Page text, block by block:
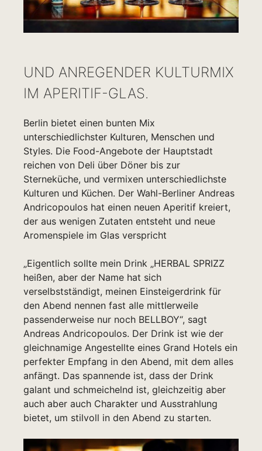
UND ANREGENDER KULTURMIX
IM APERITIF-GLAS.
Berlin bietet einen bunten Mix
unterschiedlichster Kulturen, Menschen und
Styles. Die Food-Angebote der Hauptstadt
reichen von Deli über Döner bis zur
Sterneküche, und vermixen unterschiedlichste
Kulturen und Küchen. Der Wahl-Berliner Andreas
Andricopoulos hat einen neuen Aperitif kreiert,
der aus wenigen Zutaten entsteht und neue
Aromenspiele im Glas verspricht
„Eigentlich sollte mein Drink „HERBAL SPRIZZ
heißen, aber der Name hat sich
verselbstständigt, meinen Einsteigerdrink für
den Abend nennen fast alle mittlerweile
passenderweise nur noch BELLBOY“, sagt
Andreas Andricopoulos. Der Drink ist wie der
gleichnamige Angestellte eines Grand Hotels ein
perfekter Empfang in den Abend, mit dem alles
anfängt. Das spannende ist, dass der Drink
galant und schmeichelnd ist, gleichzeitig aber
auch aber auch Charakter und Ausstrahlung
bietet, um stilvoll in den Abend zu starten.